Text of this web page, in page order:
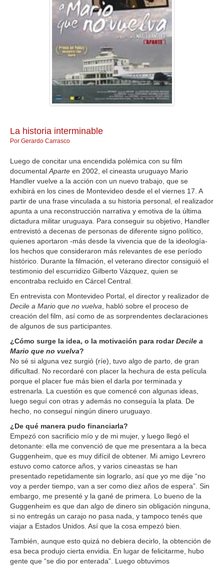
GALERIA
La historia interminable
Por Gerardo Carrasco
Luego de concitar una encendida polémica con su film
documentalAparte en 2002, el cineasta uruguayo Mario
Handler vuelve a la acción con un nuevo trabajo, que se
exhibirá en los cines de Montevideo desde el el viernes 17. A
partir de una frase vinculada a su historia personal, el realizador
apunta a una reconstrucción narrativa y emotiva de la última
dictadura militar uruguaya. Para conseguir su objetivo, Handler
entrevistó a decenas de personas de diferente signo político,
quienes aportaron -más desde la vivencia que de la ideología-
los hechos que consideraron más relevantes de ese período
histórico. Durante la filmación, el veterano director consiguió el
testimonio del escurridizo Gilberto Vázquez, quien se
encontraba recluido en Cárcel Central.
En entrevista con Montevideo Portal, el director y realizador de
Decile a Mario que no vuelva, habló sobre el proceso de
creación del film, así como de as sorprendentes declaraciones
de algunos de sus participantes.
¿Cómo surge la idea, o la motivación para rodarDecile a
Mario que no vuelva?
No sé si alguna vez surgió (ríe), tuvo algo de parto, de gran
dificultad. No recordaré con placer la hechura de esta película
porque el placer fue más bien el darla por terminada y
estrenarla. La cuestión es que comencé con algunas ideas,
luego seguí con otras y además no conseguía la plata. De
hecho, no conseguí ningún dinero uruguayo.
¿De qué manera pudo financiarla?
Empezó con sacrificio mío y de mi mujer, y luego llegó el
detonante: ella me convenció de que me presentara a la beca
Guggenheim, que es muy difícil de obtener. Mi amigo Levrero
estuvo como catorce años, y varios cineastas se han
presentado repetidamente sin lograrlo, así que yo me dije “no
voy a perder tiempo, van a ser como diez años de espera”. Sin
embargo, me presenté y la gané de primera. Lo bueno de la
Guggenheim es que dan algo de dinero sin obligación ninguna,
si no entregás un carajo no pasa nada, y tampoco tenés que
viajar a Estados Unidos. Así que la cosa empezó bien.
También, aunque esto quizá no debiera decirlo, la obtención de
esa beca produjo cierta envidia. En lugar de felicitarme, hubo
gente que “se dio por enterada”. Luego obtuvimos